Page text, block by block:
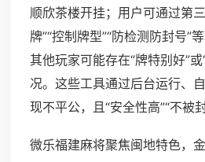
顺欣茶楼开挂；用户可通过第
牌”“控制牌型”“防检测防封号”
其他玩家可能存在“牌特别好”
况。这些工具通过后台运行、
现不平公，且“安全性高”“不被封
微乐福建麻将聚焦闽地特色，